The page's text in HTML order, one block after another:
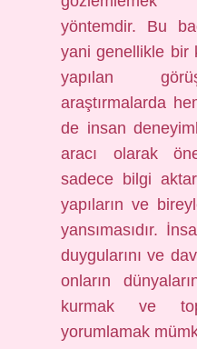
yöntemdir. Bu
yani genellikle bir
yapılan
araştırmalarda
de insan
aracı olarak
sadece bilgi
yapıların ve
yansımasıdır.
duygularını ve
onların
kurmak ve
yorumlamak